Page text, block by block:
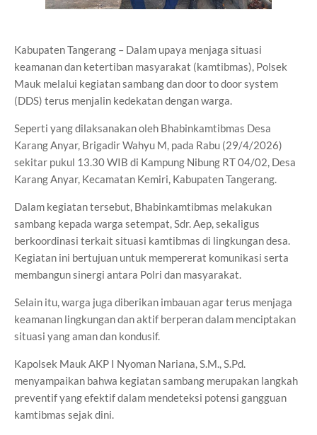
Kabupaten Tangerang – Dalam upaya menjaga situasi
keamanan dan ketertiban masyarakat (kamtibmas), Polsek
Mauk melalui kegiatan sambang dan door to door system
(DDS) terus menjalin kedekatan dengan warga.
Seperti yang dilaksanakan oleh Bhabinkamtibmas Desa
Karang Anyar, Brigadir Wahyu M, pada Rabu (29/4/2026)
sekitar pukul 13.30 WIB di Kampung Nibung RT 04/02, Desa
Karang Anyar, Kecamatan Kemiri, Kabupaten Tangerang.
Dalam kegiatan tersebut, Bhabinkamtibmas melakukan
sambang kepada warga setempat, Sdr. Aep, sekaligus
berkoordinasi terkait situasi kamtibmas di lingkungan desa.
Kegiatan ini bertujuan untuk mempererat komunikasi serta
membangun sinergi antara Polri dan masyarakat.
Selain itu, warga juga diberikan imbauan agar terus menjaga
keamanan lingkungan dan aktif berperan dalam menciptakan
situasi yang aman dan kondusif.
Kapolsek Mauk AKP I Nyoman Nariana, S.M., S.Pd.
menyampaikan bahwa kegiatan sambang merupakan langkah
preventif yang efektif dalam mendeteksi potensi gangguan
kamtibmas sejak dini.